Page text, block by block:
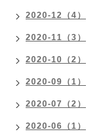
2020-12（4）
2020-11（3）
2020-10（2）
2020-09（1）
2020-07（2）
2020-06（1）